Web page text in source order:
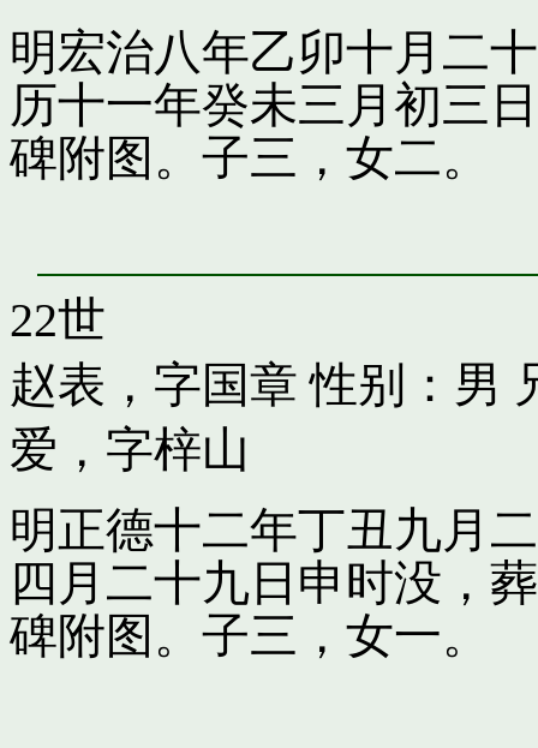
明宏治八年乙卯十月二
历十一年癸未三月初三
碑附图。子三，女二。
22世
赵表，字国章 性别：男
爱，字梓山
明正德十二年丁丑九月
四月二十九日申时没，
碑附图。子三，女一。